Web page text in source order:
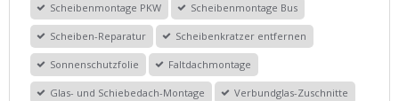
Scheibenmontage PKW Scheibenmontage Bus
Scheiben-Reparatur Scheibenkratzer entfernen
Sonnenschutzfolie Faltdachmontage
Glas- und Schiebedach-Montage Verbundglas-Zuschnitte